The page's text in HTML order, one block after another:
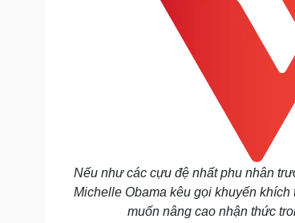
Nếu như các cựu đệ nhất phu nhân
Michelle Obama kêu gọi khuyến
muốn nâng cao nhận thức